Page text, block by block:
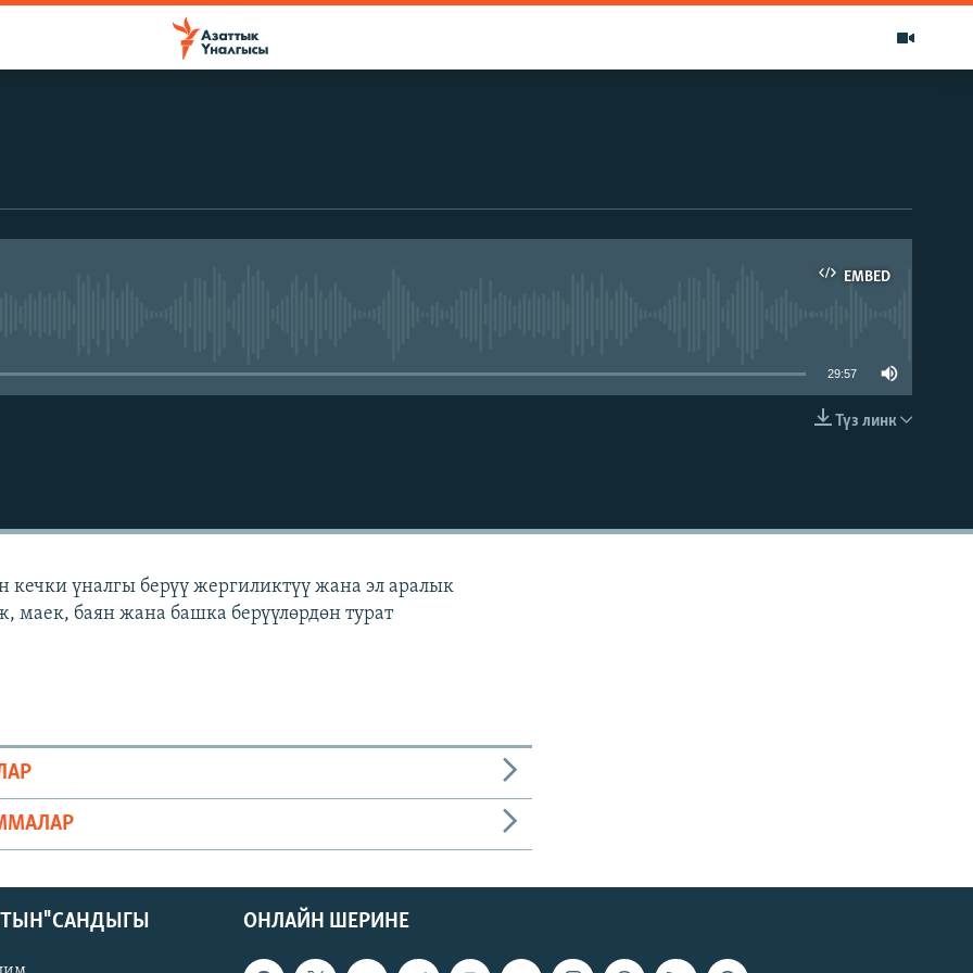
EMBED
EMBED
29:57
Түз линк
кечки үналгы берүү жергиликтүү жана эл аралык
маек, баян жана башка берүүлөрдөн турат
ОНЛАЙН ШЕРИНЕ
САНДЫГЫ